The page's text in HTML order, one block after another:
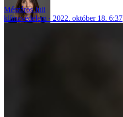
Mészáros Juli
klímavédelem
2022. október 18. 6:37